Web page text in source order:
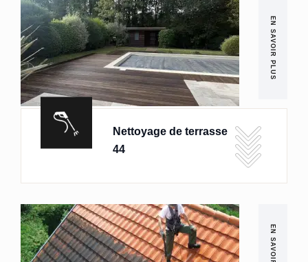
EN SAVOIR PLUS
Nettoyage de terrasse
44